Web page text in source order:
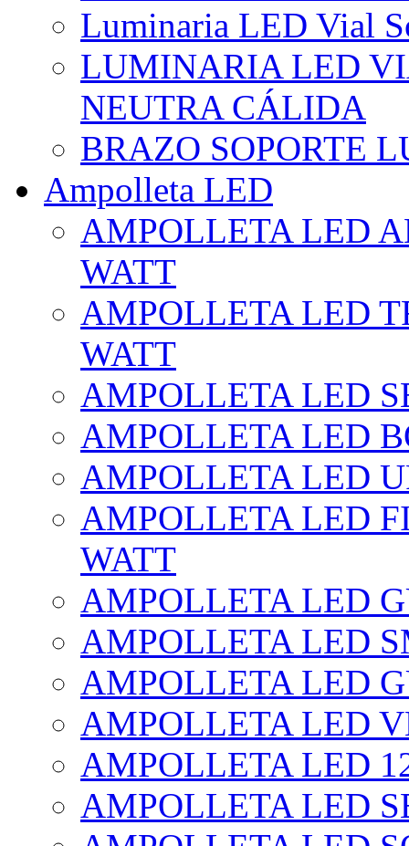
Luminaria LED Vial
LUMINARIA LED
NEUTRA CÁLIDA
BRAZO SOPORTE
Ampolleta LED
AMPOLLETA LED
WATT
AMPOLLETA LED
WATT
AMPOLLETA LED
AMPOLLETA LED
AMPOLLETA LED
AMPOLLETA LED
WATT
AMPOLLETA LED
AMPOLLETA LED
AMPOLLETA LED
AMPOLLETA LED
AMPOLLETA LED
AMPOLLETA LED